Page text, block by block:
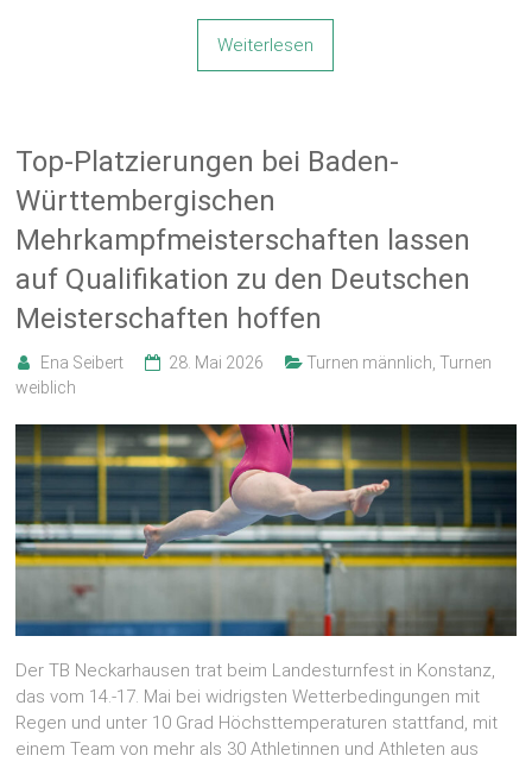
Weiterlesen
Top-Platzierungen bei Baden-
Württembergischen
Mehrkampfmeisterschaften lassen
auf Qualifikation zu den Deutschen
Meisterschaften hoffen
Ena Seibert 28. Mai 2026 Turnen männlich Turnen
weiblich
Der TB Neckarhausen trat beim Landesturnfest in Konstanz,
das vom 14.-17. Mai bei widrigsten Wetterbedingungen mit
Regen und unter 10 Grad Höchsttemperaturen stattfand, mit
einem Team von mehr als 30 Athletinnen und Athleten aus